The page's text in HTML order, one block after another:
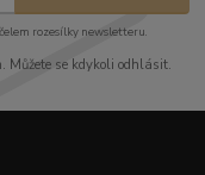
rozesílky newsletteru.
Můžete se kdykoli odhlásit.